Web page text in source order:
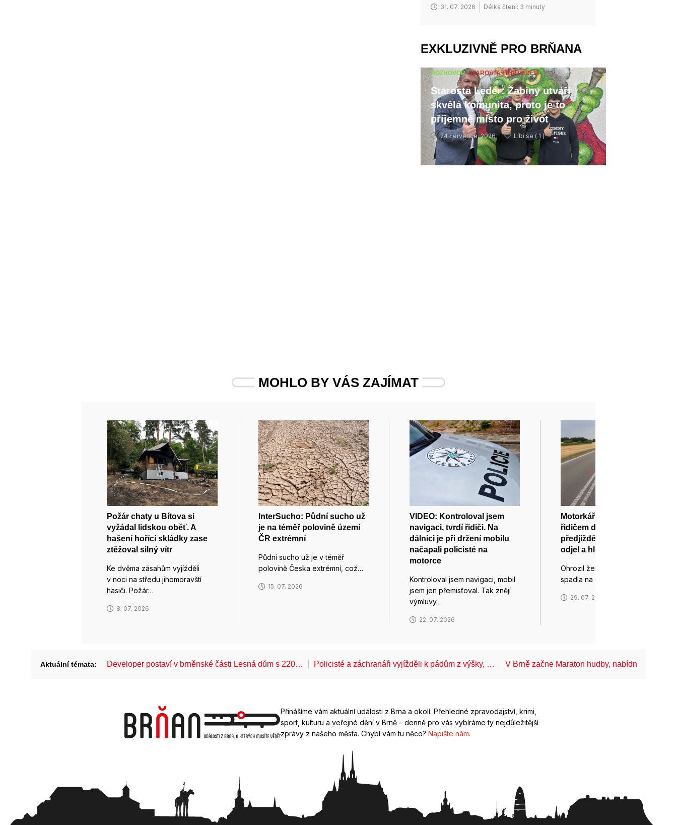
31. 07. 2026 Délka čtení: 3 minuty
EXKLUZIVNĚ PRO BRŇANA
ROZHOVOR,STAROSTA FILIP LEDER
Starosta Leder: Žabiny utváří
skvělá komunita, proto je to
příjemné místo pro život
24 července, 2026 Líbí se ( 1 )
MOHLO BY VÁS ZAJÍMAT
Požár chaty u Bítova si
vyžádal lidskou oběť. A
hašení hořící skládky zase
ztěžoval silný vítr
Ke dvěma zásahům vyjížděli
v noci na středu jihomoravští
hasiči. Požár…
8. 07. 2026
InterSucho: Půdní sucho už
je na téměř polovině území
ČR extrémní
Půdní sucho už je v téměř
polovině Česka extrémní, což…
15. 07. 2026
VIDEO: Kontroloval jsem
navigaci, tvrdí řidiči. Na
dálnici je při držení mobilu
načapali policisté na
motorce
Kontroloval jsem navigaci, mobil
jsem jen přemisťoval. Tak znějí
výmluvy…
22. 07. 2026
Motorkářka po kolizi s
řidičem dodávky při
předjíždění spadla. Šofér
odjel a hledá ho policie
Ohrozil ženu na motorce tak, že
spadla na silnici a…
29. 07. 2026
Aktuální témata: Developer postaví v brněnské části Lesná dům s 220… Policisté a záchranáři vyjížděli k pádům z výšky, … V Brně začne Maraton hudby, nabídne
Přinášíme vám aktuální události z Brna a okolí. Přehledné zpravodajství, krimi,
sport, kulturu a veřejné dění v Brně – denně pro vás vybíráme ty nejdůležitější
zprávy z našeho města. Chybí vám tu něco? Napište nám.